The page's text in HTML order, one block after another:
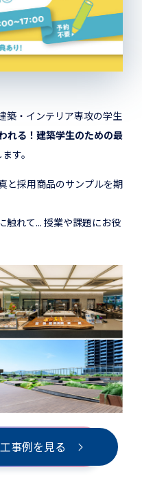
築・インテリア専攻の学生
れる！建築学生のための最
す。
と採用商品のサンプルを期
触れて... 授業や課題にお役
事例を見る